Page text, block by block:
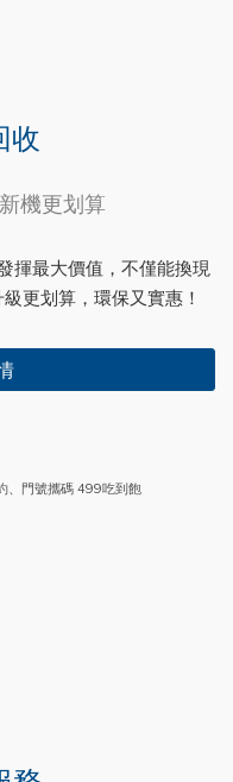
收
機更划算
揮最大價值，不僅能換現
更划算，環保又實惠！